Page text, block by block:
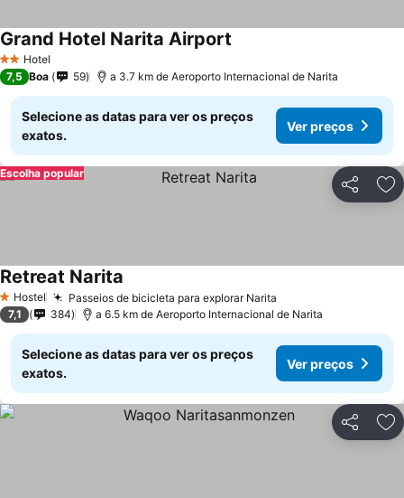
2 Estrelas
Hotel
Grand Hotel Narita Airport
7,5 Boa 59 a 3.7 km de Aeroporto Internacional de Narita
Selecione as datas para ver os preços
exatos.
Ver preços
Partilhar
Escolha popular
1 Estrelas
Hostel Passeios de bicicleta para explorar Narita
Retreat Narita
7,1 384 a 6.5 km de Aeroporto Internacional de Narita
Selecione as datas para ver os preços
exatos.
Ver preços
Partilhar